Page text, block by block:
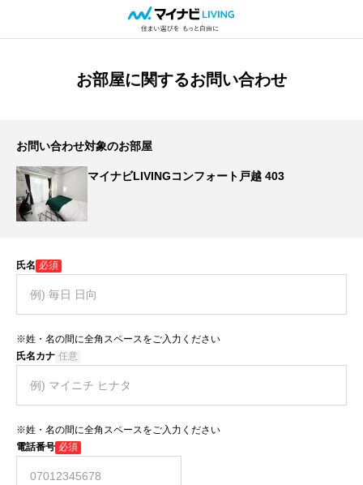
お部屋に関するお問い合わせ
お問い合わせ対象のお部屋
マイナビLIVINGコンフォート戸越 403
氏名 必須
※姓・名の間に全角スペースをご入力ください
氏名カナ 任意
※姓・名の間に全角スペースをご入力ください
電話番号 必須